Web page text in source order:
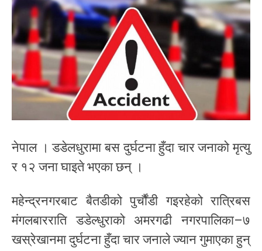
नेपाल । डडेलधुरामा बस दुर्घटना हुँदा चार जनाको मृत्यु
र १२ जना घाइते भएका छन् ।
महेन्द्रनगरबाट बैतडीको पुर्चौंडी गइरहेको रात्रिबस
मंगलबारराति डडेल्धुराको अमरगढी नगरपालिका–७
खस्रेखानमा दुर्घटना हुँदा चार जनाले ज्यान गुमाएका हुन्